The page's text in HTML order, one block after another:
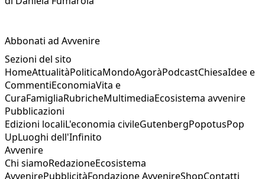
Abbonati ad Avvenire
Sezioni del sito
HomeAttualitàPoliticaMondoAgoràPodcastChiesaIdee e
CommentiEconomiaVita e
CuraFamigliaRubricheMultimediaEcosistema avvenire
Pubblicazioni
Edizioni localiL'economia civileGutenbergPopotusPop
UpLuoghi dell'Infinito
Avvenire
Chi siamoRedazioneEcosistema
AvvenirePubblicitàFondazione AvvenireShopContatti